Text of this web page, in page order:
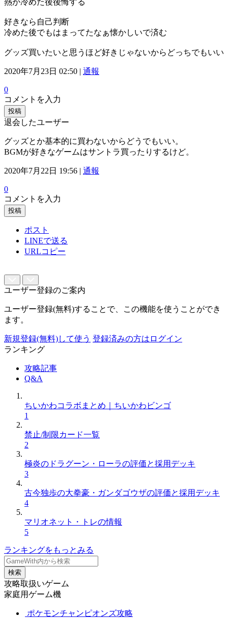
好きなら自己判断
冷めた後でもはまってたなぁ懐かしいで済む
グッズ買いたいと思うほど好きじゃないからどっちでもいい
2020年7月23日 02:50 | 通報
0
コメントを入力
投稿
退会したユーザー
グッズとか基本的に買わないからどうでもいい。
BGMが好きなゲームはサントラ買ったりするけど。
2020年7月22日 19:56 | 通報
0
コメントを入力
投稿
ポスト
LINEで送る
URLコピー
ユーザー登録のご案内
ユーザー登録(無料)することで、この機能を使うことができ
ます。
新規登録(無料)して使う 登録済みの方はログイン
ランキング
攻略記事
Q&A
ちいかわコラボまとめ｜ちいかわビンゴ
1
禁止/制限カード一覧
2
極炎のドラグーン・ローラの評価と採用デッキ
3
古今独歩の大拳豪・ガンダゴウザの評価と採用デッキ
4
マリオネット・トレの情報
5
ランキングをもっとみる
検索
攻略取扱いゲーム
家庭用ゲーム機
ポケモンチャンピオンズ攻略